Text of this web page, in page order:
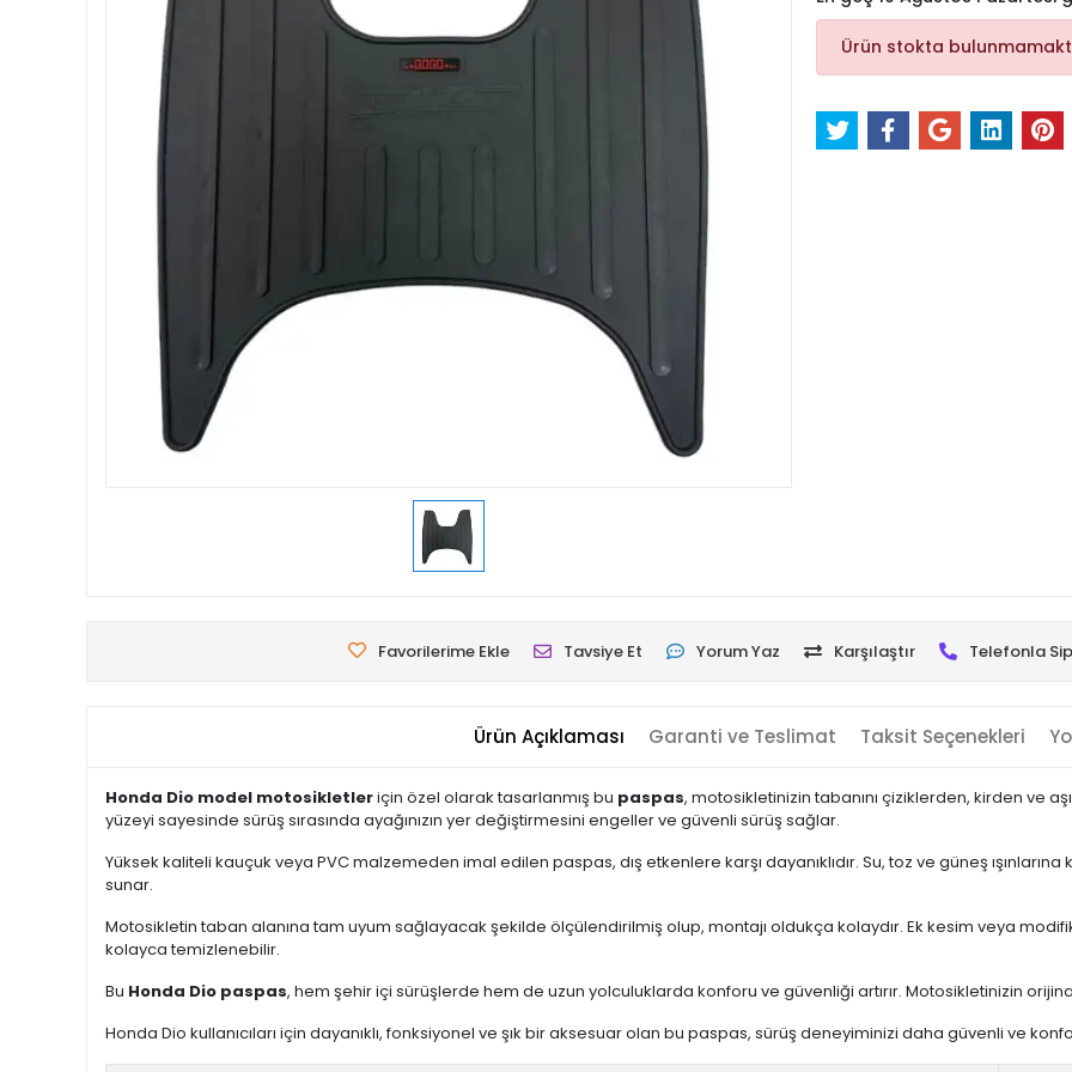
Ürün stokta
Favorilerime Ekle Tavsiye Et Yorum Yaz Karşılaştır Telefonla
Ürün Açıklaması Garanti ve Teslimat Taksit Seçenekleri
Honda Dio model motosikletleriçin özel olarak tasarlanmış bu paspas, motosikletinizin tabanını çiziklerden, kirden ve
yüzeyi sayesinde sürüş sırasında ayağınızın yer değiştirmesini engeller ve güvenli sürüş sağlar.
Yüksek kaliteli kauçuk veya PVC malzemeden imal edilen paspas, dış etkenlere karşı dayanıklıdır. Su, toz ve güneş
sunar.
Motosikletin taban alanına tam uyum sağlayacak şekilde ölçülendirilmiş olup, montajı oldukça kolaydır. Ek kesim veya
kolayca temizlenebilir.
Bu Honda Dio paspas, hem şehir içi sürüşlerde hem de uzun yolculuklarda konforu ve güvenliği artırır. Motosikletinizin
Honda Dio kullanıcıları için dayanıklı, fonksiyonel ve şık bir aksesuar olan bu paspas, sürüş deneyiminizi daha güvenli ve